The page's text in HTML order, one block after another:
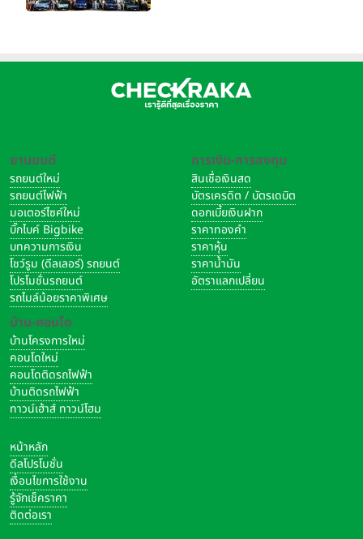
ยานยนต์
รถยนต์ใหม่
รถยนต์ไฟฟ้า
มอเตอร์ไซค์ใหม่
บิ๊กไบค์ Bigbike
บทความการเงิน
โชว์รูม (ดีลเลอร์) รถยนต์
โปรโมชั่นรถยนต์
รถไมล์น้อยราคาพิเศษ
บ้าน-คอนโด
บ้านโครงการใหม่
คอนโดใหม่
คอนโดติดรถไฟฟ้า
บ้านติดรถไฟฟ้า
ทาวน์เฮ้าส์ ทาวน์โฮม
การเงิน-การลงทุน
สินเชื่อเงินสด
บัตรเครดิต / บัตรเดบิต
ดอกเบี้ยเงินฝาก
ราคาทองคำ
ราคาหุ้น
ราคาน้ำมัน
อัตราแลกเปลี่ยน
หน้าหลัก
ดีลโปรโมชั่น
เงื่อนไขการใช้งาน
รู้จักเช็คราคา
ติดต่อเรา